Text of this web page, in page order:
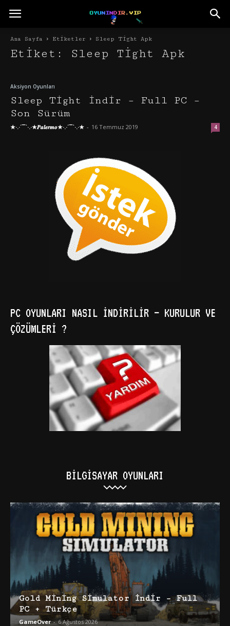
Ana Sayfa Etiketler Sleep Tight Apk
Etiket: Sleep Tight Apk
Aksiyon Oyunları
Sleep Tight İndir – Full PC –
Son Sürüm
★·.·´¯`·.·★𝑷𝒂𝒍𝒆𝒓𝒎𝒐★·.·´¯`·.·★ - 16 Temmuz 2019 4
PC OYUNLARI NASIL İNDIRILIR – KURULUR VE
ÇÖZÜMLERI ?
BILGISAYAR OYUNLARI
Gold Mining Simulator İndir – Full
PC + Türkçe
GameOver - 6 Ağustos 2026